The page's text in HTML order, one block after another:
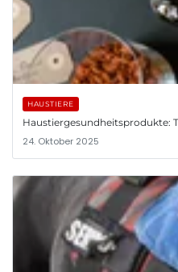
HAUSTIERE
Haustiergesundheitsprodukte:
24. Oktober 2025